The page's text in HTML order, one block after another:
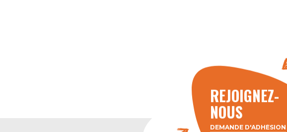
REJOIGNEZ-
NOUS
DEMANDE D'ADHÉSION